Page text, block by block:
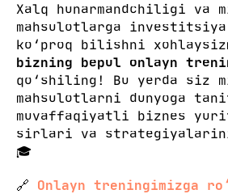
Xalq hunarmandchiligi va
mahsulotlarga
ko‘proq bilishni
bizning bepul onlayn
qo‘shiling! Bu yerda siz
mahsulotlarni dunyoga
muvaffaqiyatli biznes
sirlari va strategiyalarini
🎓
🔗 Onlayn treningimizga